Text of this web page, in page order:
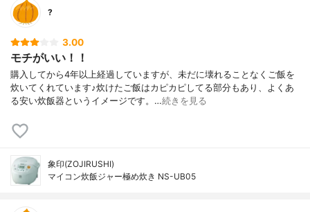
?
3.00
モチがいい！！
購入してから4年以上経過していますが、未だに壊れることなくご飯を
炊いてくれています♪炊けたご飯はカピカピしてる部分もあり、よくあ
る安い炊飯器というイメージです。…続きを見る
象印(ZOJIRUSHI)
マイコン炊飯ジャー極め炊き NS-UB05